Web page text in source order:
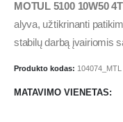
MOTUL 5100 10W50 4T
alyva, užtikrinanti
stabilų darbą įvairiomis
Produkto kodas: 104074_MTL
MATAVIMO VIENETAS